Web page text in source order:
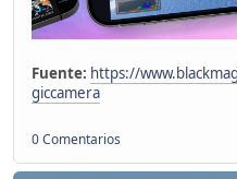
Fuente: https://
giccamera
0 Comentarios